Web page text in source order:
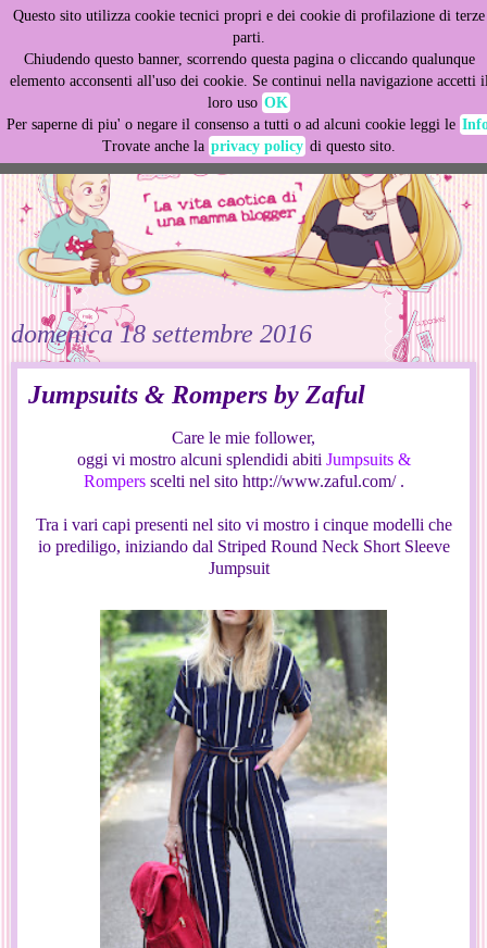
Questo sito utilizza cookie tecnici propri e dei cookie di profilazione di terze
parti.
Chiudendo questo banner, scorrendo questa pagina o cliccando qualunque
elemento acconsenti all'uso dei cookie. Se continui nella navigazione accetti
loro uso OK
Per saperne di piu' o negare il consenso a tutti o ad alcuni cookie leggi le
Trovate anche la privacy policy di questo sito.
domenica 18 settembre 2016
Jumpsuits & Rompers by Zaful
Care le mie follower,
oggi vi mostro alcuni splendidi abiti Jumpsuits &
Rompersscelti nel sito http://www.zaful.com/ .
Tra i vari capi presenti nel sito vi mostro i cinque modelli che
io prediligo, iniziando dal Striped Round Neck Short Sleeve
Jumpsuit
This site uses cookies from Google to deliver its services
and to analyze traffic. Your IP address and user-agent are
shared with Google along with performance and security
metrics to ensure quality of service, generate usage
statistics, and to detect and address abuse.
LEARN MORE GOT IT